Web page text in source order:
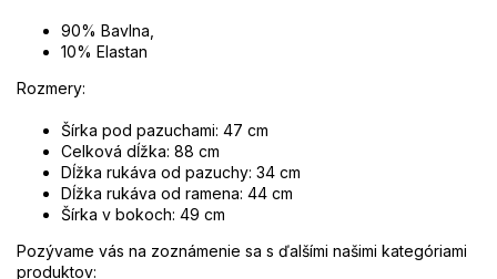
90% Bavlna,
10% Elastan
Rozmery:
Šírka pod pazuchami: 47 cm
Celková dĺžka: 88 cm
Dĺžka rukáva od pazuchy: 34 cm
Dĺžka rukáva od ramena: 44 cm
Šírka v bokoch: 49 cm
Pozývame vás na zoznámenie sa s ďalšími našimi kategóriami
produktov: